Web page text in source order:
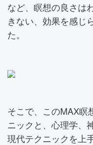
など、瞑想の良さは
きない、効果を感じ
た。
そこで、このMAX
ニックと、心理学、
現代テクニックを上